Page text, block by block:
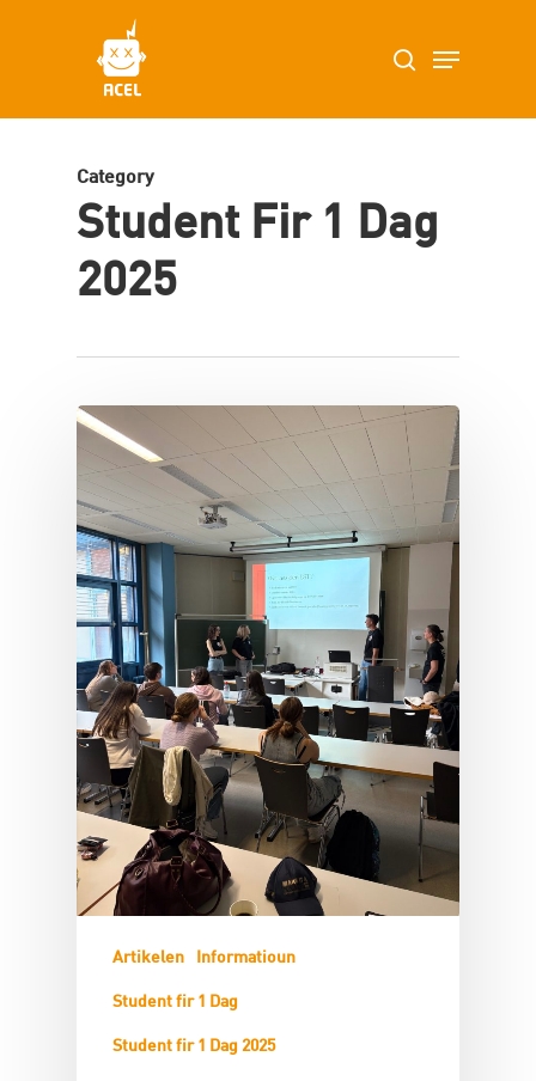
search
Category
Student Fir 1 Dag
2025
Artikelen Informatioun
Student fir 1 Dag
Student fir 1 Dag 2025